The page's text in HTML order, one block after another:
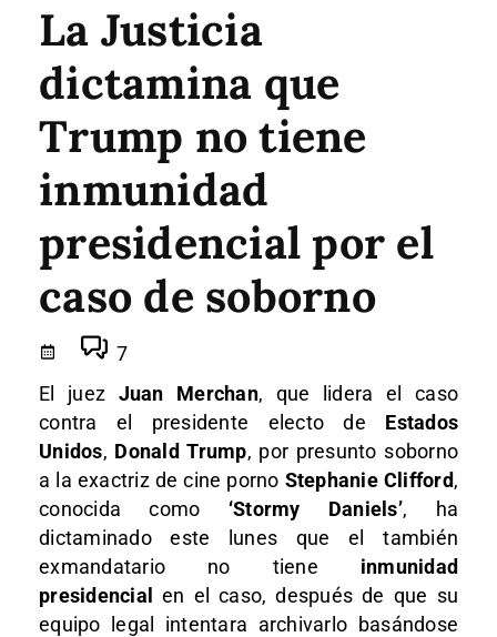
La Justicia
dictamina que
Trump no tiene
inmunidad
presidencial por el
caso de soborno
7
El juez Juan Merchan, que lidera el caso
contra el presidente electo de Estados
Unidos, Donald Trump, por presunto soborno
a la exactriz de cine porno Stephanie Clifford,
conocida como ‘Stormy Daniels’, ha
dictaminado este lunes que el también
exmandatario no tiene inmunidad
presidencial
en el caso, después de que su
equipo legal intentara archivarlo basándose